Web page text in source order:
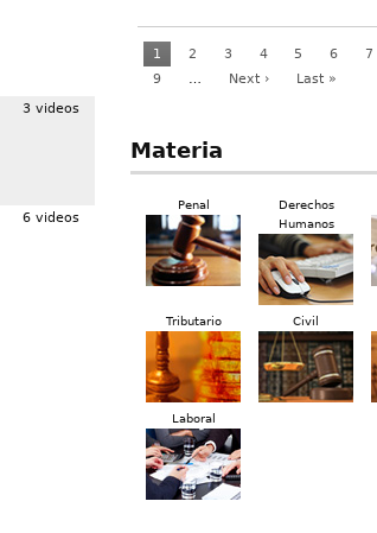
3 videos
6 videos
1 2 3 4 5 6 7
9
… Next › Last »
Materia
Penal
Derechos
Humanos
Tributario Civil
Laboral